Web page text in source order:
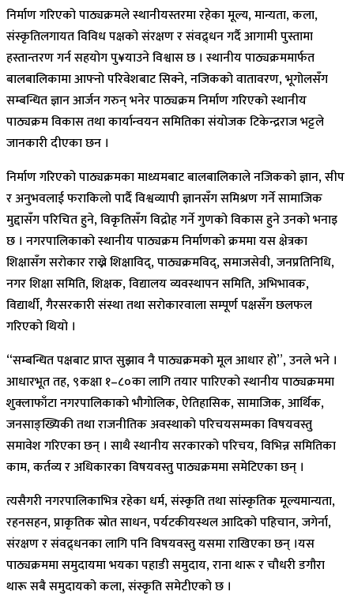
निर्माण गरिएको पाठ्यक्रमले स्थानीयस्तरमा रहेका मूल्य, मान्यता, कला,
संस्कृतिलगायत विविध पक्षको संरक्षण र संवद्र्धन गर्दै आगामी पुस्तामा
हस्तान्तरण गर्न सहयोग पु¥याउने विश्वास छ । स्थानीय पाठ्यक्रममार्फत
बालबालिकामा आफ्नो परिवेशबाट सिक्ने, नजिकको वातावरण, भूगोलसँग
सम्बन्धित ज्ञान आर्जन गरुन् भनेर पाठ्यक्रम निर्माण गरिएको स्थानीय
पाठ्यक्रम विकास तथा कार्यान्वयन समितिका संयोजक टिकेन्द्रराज भट्टले
जानकारी दीएका छन ।
निर्माण गरिएको पाठ्यक्रमका माध्यमबाट बालबालिकाले नजिकको ज्ञान, सीप
र अनुभवलाई फराकिलो पार्दै विश्वव्यापी ज्ञानसँग समिश्रण गर्ने सामाजिक
मुद्दासँग परिचित हुने, विकृतिसँग विद्रोह गर्ने गुणको विकास हुने उनको भनाइ
छ । नगरपालिकाको स्थानीय पाठ्यक्रम निर्माणको क्रममा यस क्षेत्रका
शिक्षासँग सरोकार राख्ने शिक्षाविद्, पाठ्यक्रमविद्, समाजसेवी, जनप्रतिनिधि,
नगर शिक्षा समिति, शिक्षक, विद्यालय व्यवस्थापन समिति, अभिभावक,
विद्यार्थी, गैरसरकारी संस्था तथा सरोकारवाला सम्पूर्ण पक्षसँग छलफल
गरिएको थियो ।
“सम्बन्धित पक्षबाट प्राप्त सुझाव नै पाठ्यक्रमको मूल आधार हो”, उनले भने ।
आधारभूत तह, ९कक्षा १–८०का लागि तयार पारिएको स्थानीय पाठ्यक्रममा
शुक्लाफाँटा नगरपालिकाको भौगोलिक, ऐतिहासिक, सामाजिक, आर्थिक,
जनसाङ्ख्यिकी तथा राजनीतिक अवस्थाको परिचयसम्मका विषयवस्तु
समावेश गरिएका छन् । साथै स्थानीय सरकारको परिचय, विभिन्न समितिका
काम, कर्तव्य र अधिकारका विषयवस्तु पाठ्यक्रममा समेटिएका छन् ।
त्यसैगरी नगरपालिकाभित्र रहेका धर्म, संस्कृति तथा सांस्कृतिक मूल्यमान्यता,
रहनसहन, प्राकृतिक स्रोत साधन, पर्यटकीयस्थल आदिको पहिचान, जगेर्ना,
संरक्षण र संवद्र्धनका लागि पनि विषयवस्तु यसमा राखिएका छन् ।यस
पाठ्यक्रममा समुदायमा भयका पहाडी समुदाय, राना थारू र चौधरी डगौरा
थारू सबै समुदायको कला, संस्कृति समेटीएको छ ।